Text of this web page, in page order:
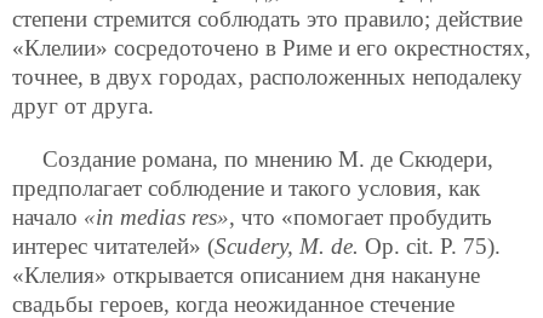
степени стремится соблюдать это правило; действие
«Клелии» сосредоточено в Риме и его окрестностях,
точнее, в двух городах, расположенных неподалеку
друг от друга.
Создание романа, по мнению М. де Скюдери,
предполагает соблюдение и такого условия, как
начало «in medias res», что «помогает пробудить
интерес читателей» (Scudery, М. de. Op. cit. P. 75).
«Клелия» открывается описанием дня накануне
свадьбы героев, когда неожиданное стечение